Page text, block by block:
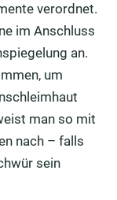
verordnet.
im Anschluss
an.
um
man so mit
nach – falls
sein